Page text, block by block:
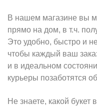
В нашем магазине вы
прямо на дом, в т.ч.
Это удобно, быстро и
чтобы каждый ваш
и в идеальном
курьеры позаботятся
Не знаете, какой